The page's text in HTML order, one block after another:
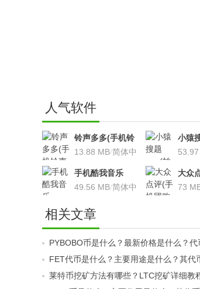
人气软件
铃声多多(手机铃
声软件)v8.7.66 安
13.88 MB/简体中
小猿
搜题
手机酷我音乐
V9.2.3.5 安卓版
49.56 MB/简体中
大众
购软
73
相关文章
PYBOBO币是什么？最新价格是什么？代
FET代币是什么？主要用途是什么？其代
莱特币挖矿方法有哪些？LTC挖矿详细教